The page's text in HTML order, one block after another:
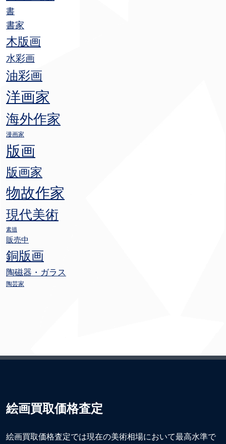
書
書家
木版画
水彩画
油彩画
洋画家
海外作家
漫画家
版画
版画家
物故作家
現代美術
素描
販売中
銅版画
陶磁器・ガラス
陶芸家
絵画買取価格査定
絵画買取価格査定では現在の美術相場において最高水準で